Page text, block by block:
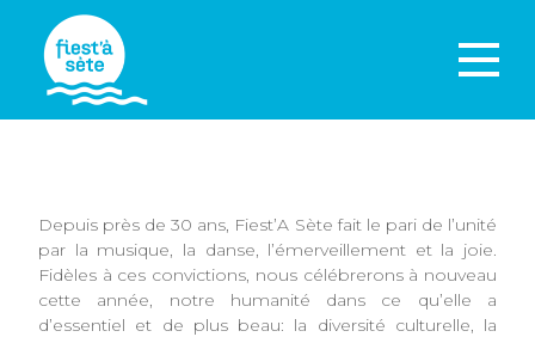
Depuis près de 30 ans, Fiest’A Sète fait le pari de l’unité
par la musique, la danse, l’émerveillement et la joie.
Fidèles à ces convictions, nous célébrerons à nouveau
cette année, notre humanité dans ce qu’elle a
d’essentiel et de plus beau: la diversité culturelle, la